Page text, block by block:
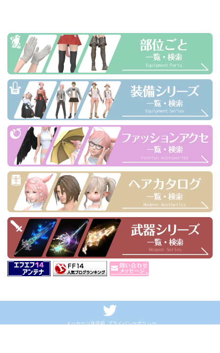
メッセージ送信箱 プライバシーポリシー